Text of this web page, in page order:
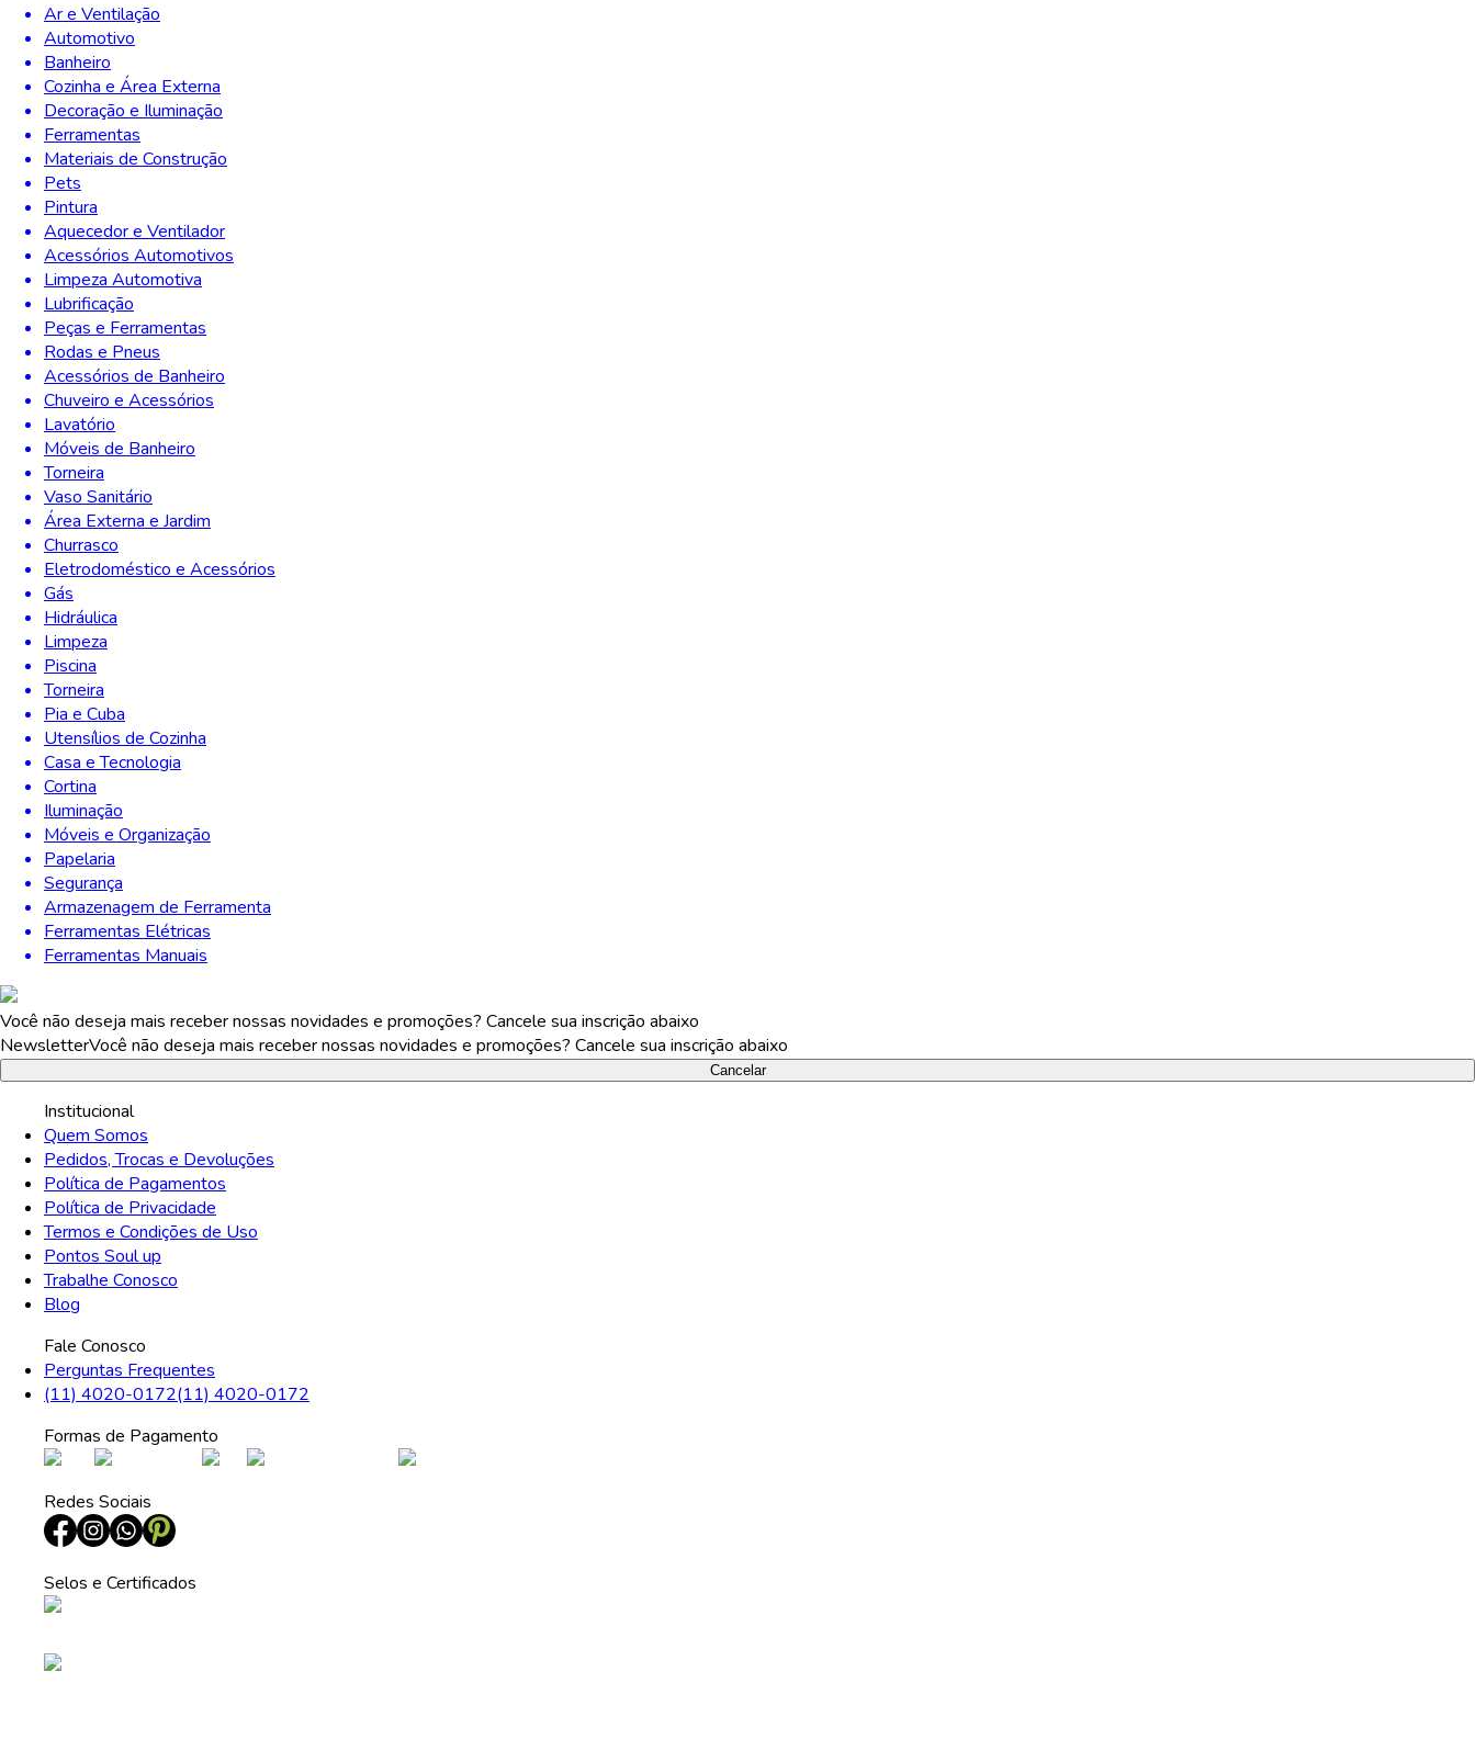
Ar e Ventilação
Automotivo
Banheiro
Cozinha e Área Externa
Decoração e Iluminação
Ferramentas
Materiais de Construção
Pets
Pintura
Aquecedor e Ventilador
Acessórios Automotivos
Limpeza Automotiva
Lubrificação
Peças e Ferramentas
Rodas e Pneus
Acessórios de Banheiro
Chuveiro e Acessórios
Lavatório
Móveis de Banheiro
Torneira
Vaso Sanitário
Área Externa e Jardim
Churrasco
Eletrodoméstico e Acessórios
Gás
Hidráulica
Limpeza
Piscina
Torneira
Pia e Cuba
Utensílios de Cozinha
Casa e Tecnologia
Cortina
Iluminação
Móveis e Organização
Papelaria
Segurança
Armazenagem de Ferramenta
Ferramentas Elétricas
Ferramentas Manuais
Você não deseja mais receber nossas novidades e promoções? Cancele sua inscrição abaixo
NewsletterVocê não deseja mais receber nossas novidades e promoções? Cancele sua inscrição abaixo
Cancelar
Institucional
Quem Somos
Pedidos, Trocas e Devoluções
Política de Pagamentos
Política de Privacidade
Termos e Condições de Uso
Pontos Soul up
Trabalhe Conosco
Blog
Fale Conosco
Perguntas Frequentes
(11) 4020-0172(11) 4020-0172
Formas de Pagamento
Redes Sociais
Selos e Certificados